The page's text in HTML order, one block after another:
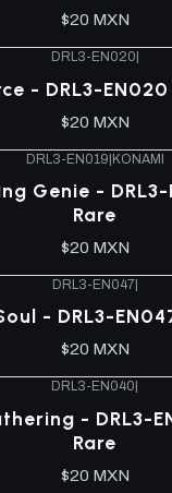
$20 MXN
DRL3-EN020
- DRL3-
$20 MXN
DRL3-EN019|KONAMI
Genie -
Rare
$20 MXN
DRL3-EN047|
- DRL3-
$20 MXN
DRL3-EN040
- DRL3-
Rare
$20 MXN